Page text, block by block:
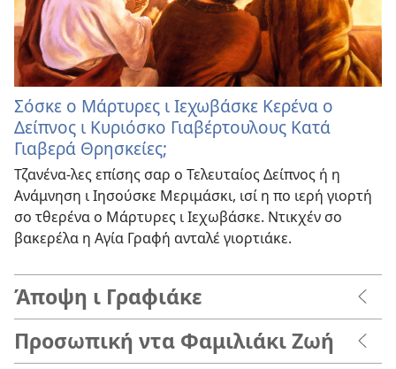
Σόσκε ο Μάρτυρες ι Ιεχωβάσκε Κερένα ο
Δείπνος ι Κυριόσκο Γιαβέρτουλους Κατά
Γιαβερά Θρησκείες;
Τζανένα-λες επίσης σαρ ο Τελευταίος Δείπνος ή η
Ανάμνηση ι Ιησούσκε Μεριμάσκι, ισί η πο ιερή γιορτή
σο τθερένα ο Μάρτυρες ι Ιεχωβάσκε. Ντικχέν σο
βακερέλα η Αγία Γραφή ανταλέ γιορτιάκε.
Άποψη ι Γραφιάκε
Προσωπική ντα Φαμιλιάκι Ζωή